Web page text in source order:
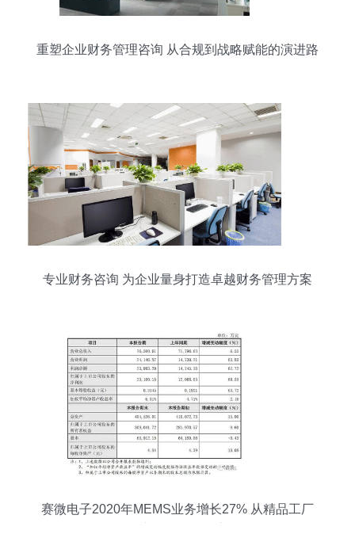
重塑企业财务管理咨询 从合规到战略赋能的演进路
专业财务咨询 为企业量身打造卓越财务管理方案
赛微电子2020年MEMS业务增长27% 从精品工厂